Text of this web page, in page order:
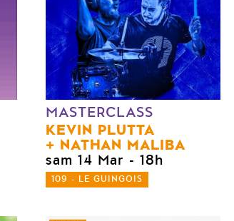
MASTERCLASS
KEVIN PLUTTA
NATHAN MALIBA
sam 14 Mar - 18h
109 - LE GUINGOIS